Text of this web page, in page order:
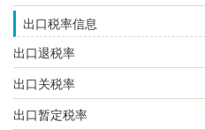
出口税率信息
出口退税率
出口关税率
出口暂定税率